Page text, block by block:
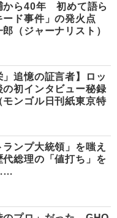
から40年 初めて語ら
ード事件」の発火点
（ジャーナリスト）
」追憶の証言者】ロッ
の初インタビュー秘録
ンゴル日刊紙東京特
ランプ大統領」を嗤え
総理の「値打ち」を